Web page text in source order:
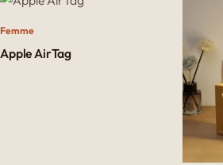
Femme
Apple AirTag